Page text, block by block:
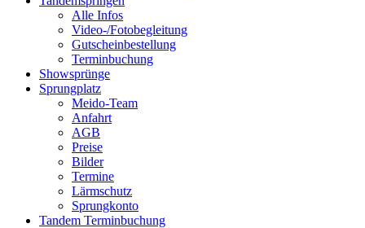
Alle Infos
Video-/Fotobegleitung
Gutscheinbestellung
Terminbuchung
Showsprünge
Sprungplatz
Meido-Team
Anfahrt
AGB
Preise
Bilder
Termine
Lärmschutz
Sprungkonto
Tandem Terminbuchung